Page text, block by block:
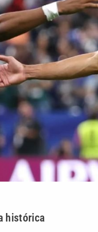
histórica